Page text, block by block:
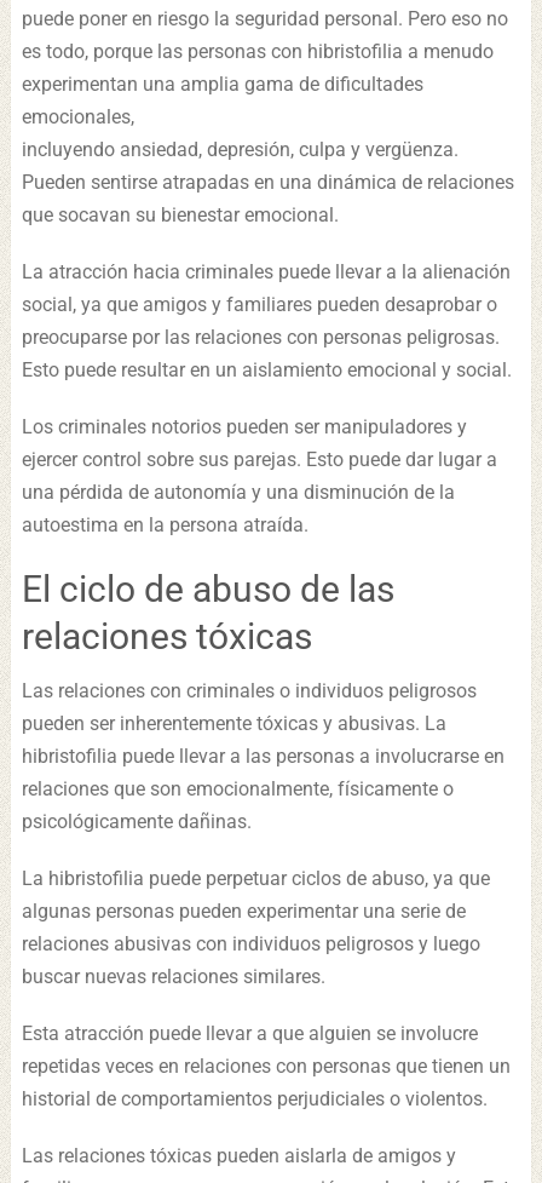
puede poner en riesgo la seguridad personal. Pero eso no
es todo, porque las personas con hibristofilia a menudo
experimentan una amplia gama de dificultades
emocionales,
incluyendo ansiedad, depresión, culpa y vergüenza.
Pueden sentirse atrapadas en una dinámica de relaciones
que socavan su bienestar emocional.
La atracción hacia criminales puede llevar a la alienación
social, ya que amigos y familiares pueden desaprobar o
preocuparse por las relaciones con personas peligrosas.
Esto puede resultar en un aislamiento emocional y social.
Los criminales notorios pueden ser manipuladores y
ejercer control sobre sus parejas. Esto puede dar lugar a
una pérdida de autonomía y una disminución de la
autoestima en la persona atraída.
El ciclo de abuso de las
relaciones tóxicas
Las relaciones con criminales o individuos peligrosos
pueden ser inherentemente tóxicas y abusivas. La
hibristofilia puede llevar a las personas a involucrarse en
relaciones que son emocionalmente, físicamente o
psicológicamente dañinas.
La hibristofilia puede perpetuar ciclos de abuso, ya que
algunas personas pueden experimentar una serie de
relaciones abusivas con individuos peligrosos y luego
buscar nuevas relaciones similares.
Esta atracción puede llevar a que alguien se involucre
repetidas veces en relaciones con personas que tienen un
historial de comportamientos perjudiciales o violentos.
Las relaciones tóxicas pueden aislarla de amigos y